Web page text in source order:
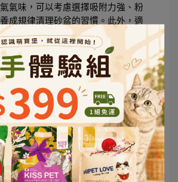
氣味，可以考慮選擇吸附力強、粉
成規律清理砂盆的習慣。此外，適
或者在砂盆附近放置空氣淨化設
香精來得實際有效。畢竟，真正乾
沒有多餘氣味」，而不是「用另一
添加劑可能帶來短暫的心理安慰，
它們更可能是加重室內空氣污染的因
的健康與家人的舒適，還是應該回
好清潔習慣，而不是依賴人工香氣